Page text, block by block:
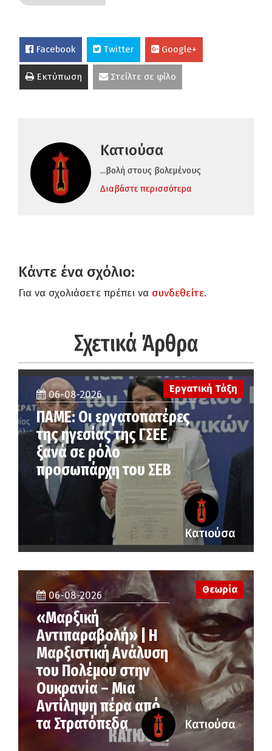
Facebook Twitter Google+
Εκτύπωση Στείλτε σε φίλο
Κατιούσα
...βολή στους βολεμένους
Διαβάστε περισσότερα
Κάντε ένα σχόλιο:
Για να σχολιάσετε πρέπει να συνδεθείτε.
Σχετικά Άρθρα
Εργατική Τάξη
06-08-2026
ΠΑΜΕ: Οι εργατοπατέρες
της ηγεσίας της ΓΣΕΕ
ξανά σε ρόλο
προσωπάρχη του ΣΕΒ
Κατιούσα
06-08-2026
«Μαρξική
Αντιπαραβολή» | Η
Μαρξιστική Ανάλυση
του Πολέμου στην
Ουκρανία – Μια
Αντίληψη πέρα από
τα Στρατόπεδα
Θεωρία
Κατιούσα